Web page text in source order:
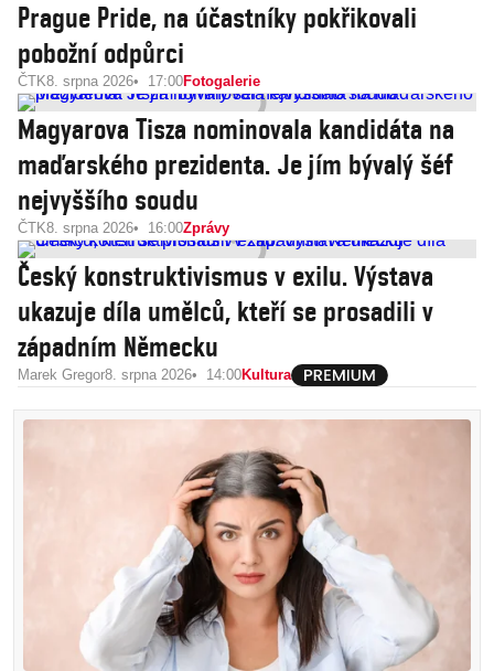
Prague Pride, na účastníky pokřikovali
pobožní odpůrci
ČTK8. srpna 2026 17:00Fotogalerie
Magyarova Tisza nominovala kandidáta na
maďarského prezidenta. Je jím bývalý šéf
nejvyššího soudu
ČTK8. srpna 2026 16:00Zprávy
Český konstruktivismus v exilu. Výstava
ukazuje díla umělců, kteří se prosadili v
západním Německu
Marek Gregor8. srpna 2026 14:00Kultura